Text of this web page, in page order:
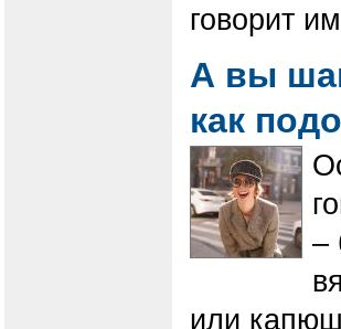
говорит
А вы
как
–
или